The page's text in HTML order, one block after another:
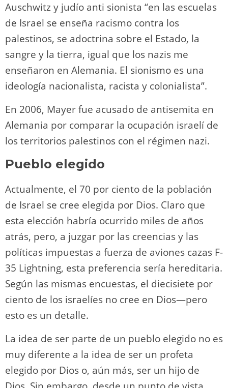
Auschwitz y judío anti sionista “en las escuelas
de Israel se enseña racismo contra los
palestinos, se adoctrina sobre el Estado, la
sangre y la tierra, igual que los nazis me
enseñaron en Alemania. El sionismo es una
ideología nacionalista, racista y colonialista”.
En 2006, Mayer fue acusado de antisemita en
Alemania por comparar la ocupación israelí de
los territorios palestinos con el régimen nazi.
Pueblo elegido
Actualmente, el 70 por ciento de la población
de Israel se cree elegida por Dios. Claro que
esta elección habría ocurrido miles de años
atrás, pero, a juzgar por las creencias y las
políticas impuestas a fuerza de aviones cazas F-
35 Lightning, esta preferencia sería hereditaria.
Según las mismas encuestas, el diecisiete por
ciento de los israelíes no cree en Dios―pero
esto es un detalle.
La idea de ser parte de un pueblo elegido no es
muy diferente a la idea de ser un profeta
elegido por Dios o, aún más, ser un hijo de